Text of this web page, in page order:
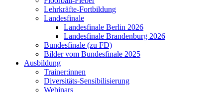
Lehrkräfte-Fortbildung
Landesfinale
Landesfinale Berlin 2026
Landesfinale Brandenburg 2026
Bundesfinale (zu FD)
Bilder vom Bundesfinale 2025
Ausbildung
Trainer:innen
Diversitäts-Sensibilisierung
Webinars